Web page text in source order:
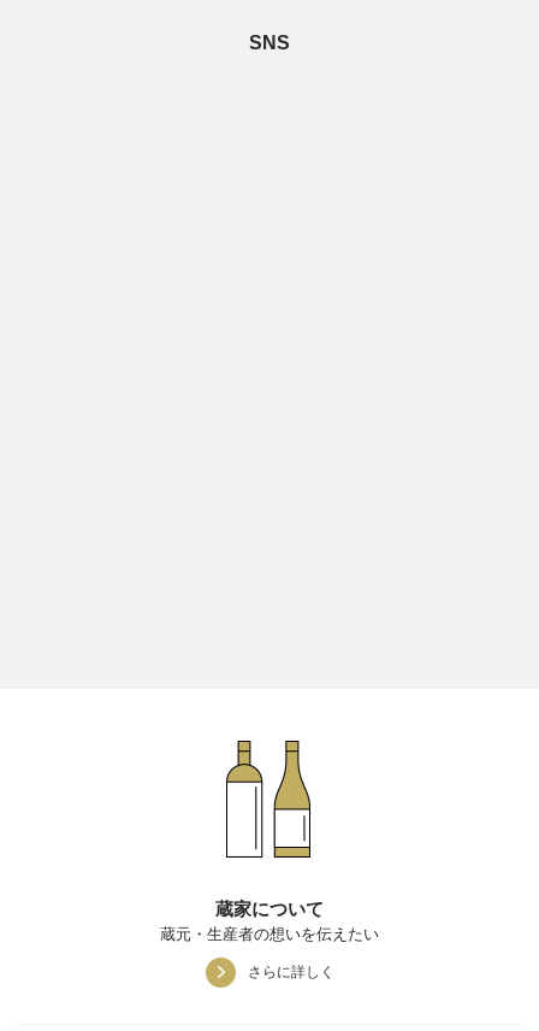
SNS
蔵家について
蔵元・生産者の想いを伝えたい
さらに詳しく